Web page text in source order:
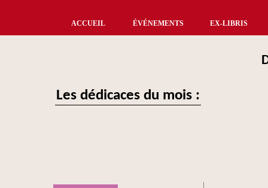
ACCUEIL ÉVÉNEMENTS EX-LIBRIS
Les dédicaces du mois :